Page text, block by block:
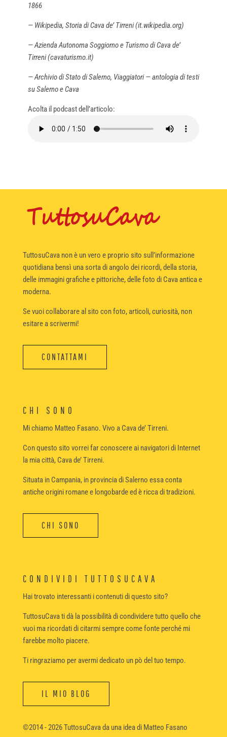
1866
— Wikipedia, Storia di Cava de’ Tirreni (it.wikipedia.org)
— Azienda Autonoma Soggiorno e Turismo di Cava de’
Tirreni (cavaturismo.it)
— Archivio di Stato di Salerno, Viaggiatori — antologia di testi
su Salerno e Cava
Acolta il podcast dell’articolo:
TuttosuCava non è un vero e proprio sito sull’informazione
quotidiana bensì una sorta di angolo dei ricordi, della storia,
delle immagini grafiche e pittoriche, delle foto di Cava antica e
moderna.
Se vuoi collaborare al sito con foto, articoli, curiosità, non
esitare a scrivermi!
CONTATTAMI
CHI SONO
Mi chiamo Matteo Fasano. Vivo a Cava de’ Tirreni.
Con questo sito vorrei far conoscere ai navigatori di Internet
la mia città, Cava de’ Tirreni.
Situata in Campania, in provincia di Salerno essa conta
antiche origini romane e longobarde ed è ricca di tradizioni.
CHI SONO
CONDIVIDI TUTTOSUCAVA
Hai trovato interessanti i contenuti di questo sito?
TuttosuCava ti dà la possibilità di condividere tutto quello che
vuoi ma ricordati di citarmi sempre come fonte perché mi
farebbe molto piacere.
Ti ringraziamo per avermi dedicato un pò del tuo tempo.
IL MIO BLOG
©2014 - 2026 TuttosuCava da una idea di Matteo Fasano